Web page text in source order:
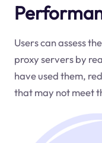
Users can assess
proxy servers by
have used them,
that may not meet